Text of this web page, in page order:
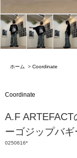
ホーム > Coordinate
Coordinate
A.F
ーゴジップバ
0250616*